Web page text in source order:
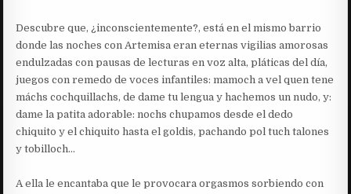
Descubre que, ¿inconscientemente?, está en el mismo barrio
donde las noches con Artemisa eran eternas vigilias amorosas
endulzadas con pausas de lecturas en voz alta, pláticas del día,
juegos con remedo de voces infantiles: mamoch a vel quen tene
máchs cochquillachs, de dame tu lengua y hachemos un nudo, y:
dame la patita adorable: nochs chupamos desde el dedo
chiquito y el chiquito hasta el goldis, pachando pol tuch talones
y tobilloch…
A ella le encantaba que le provocara orgasmos sorbiendo con